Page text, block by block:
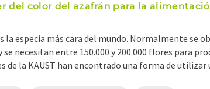
del color del azafrán para la
la especia más cara del mundo. Normalmente se
se necesitan entre 150.000 y 200.000 flores para
de la KAUST han encontrado una forma de utilizar